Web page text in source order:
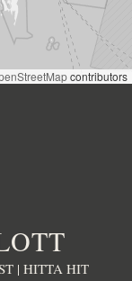
contributors
| HITTA HIT